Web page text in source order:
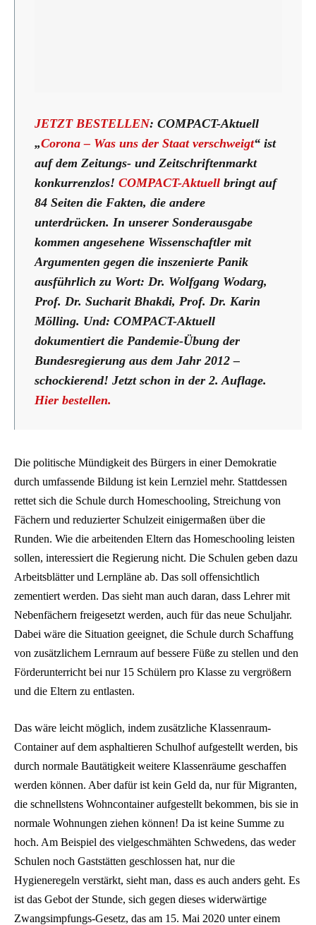
JETZT BESTELLEN: COMPACT-Aktuell
„Corona – Was uns der Staat verschweigt“ ist
auf dem Zeitungs- und Zeitschriftenmarkt
konkurrenzlos! COMPACT-Aktuell bringt auf
84 Seiten die Fakten, die andere
unterdrücken. In unserer Sonderausgabe
kommen angesehene Wissenschaftler mit
Argumenten gegen die inszenierte Panik
ausführlich zu Wort: Dr. Wolfgang Wodarg,
Prof. Dr. Sucharit Bhakdi, Prof. Dr. Karin
Mölling. Und: COMPACT-Aktuell
dokumentiert die Pandemie-Übung der
Bundesregierung aus dem Jahr 2012 –
schockierend! Jetzt schon in der 2. Auflage.
Hier bestellen.
Die politische Mündigkeit des Bürgers in einer Demokratie
durch umfassende Bildung ist kein Lernziel mehr. Stattdessen
rettet sich die Schule durch Homeschooling, Streichung von
Fächern und reduzierter Schulzeit einigermaßen über die
Runden. Wie die arbeitenden Eltern das Homeschooling leisten
sollen, interessiert die Regierung nicht. Die Schulen geben dazu
Arbeitsblätter und Lernpläne ab. Das soll offensichtlich
zementiert werden. Das sieht man auch daran, dass Lehrer mit
Nebenfächern freigesetzt werden, auch für das neue Schuljahr.
Dabei wäre die Situation geeignet, die Schule durch Schaffung
von zusätzlichem Lernraum auf bessere Füße zu stellen und den
Förderunterricht bei nur 15 Schülern pro Klasse zu vergrößern
und die Eltern zu entlasten.
Das wäre leicht möglich, indem zusätzliche Klassenraum-
Container auf dem asphaltieren Schulhof aufgestellt werden, bis
durch normale Bautätigkeit weitere Klassenräume geschaffen
werden können. Aber dafür ist kein Geld da, nur für Migranten,
die schnellstens Wohncontainer aufgestellt bekommen, bis sie in
normale Wohnungen ziehen können! Da ist keine Summe zu
hoch. Am Beispiel des vielgeschmähten Schwedens, das weder
Schulen noch Gaststätten geschlossen hat, nur die
Hygieneregeln verstärkt, sieht man, dass es auch anders geht. Es
ist das Gebot der Stunde, sich gegen dieses widerwärtige
Zwangsimpfungs-Gesetz, das am 15. Mai 2020 unter einem